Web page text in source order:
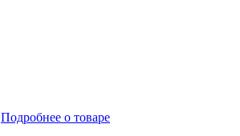
Подробнее о товаре